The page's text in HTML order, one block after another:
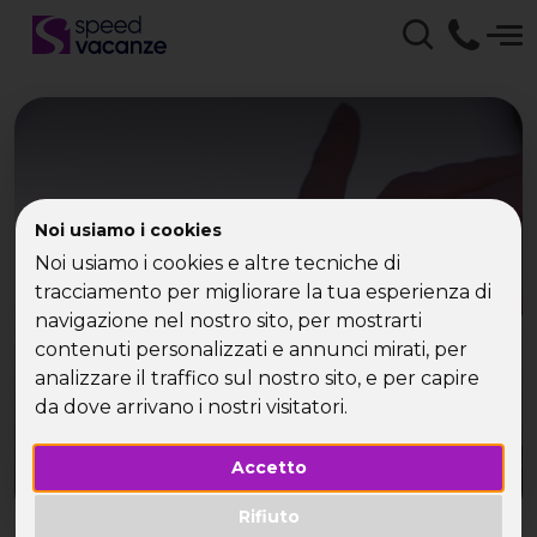
Noi usiamo i cookies
Noi usiamo i cookies e altre tecniche di
tracciamento per migliorare la tua esperienza di
navigazione nel nostro sito, per mostrarti
contenuti personalizzati e annunci mirati, per
analizzare il traffico sul nostro sito, e per capire
da dove arrivano i nostri visitatori.
Accetto
Rifiuto
VIAGGIARE DA SOLI